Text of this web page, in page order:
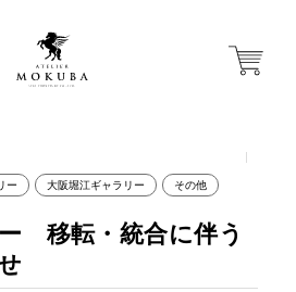
店舗から探す
ー 大阪堀江ギャラリー その他
移転・統合に伴う